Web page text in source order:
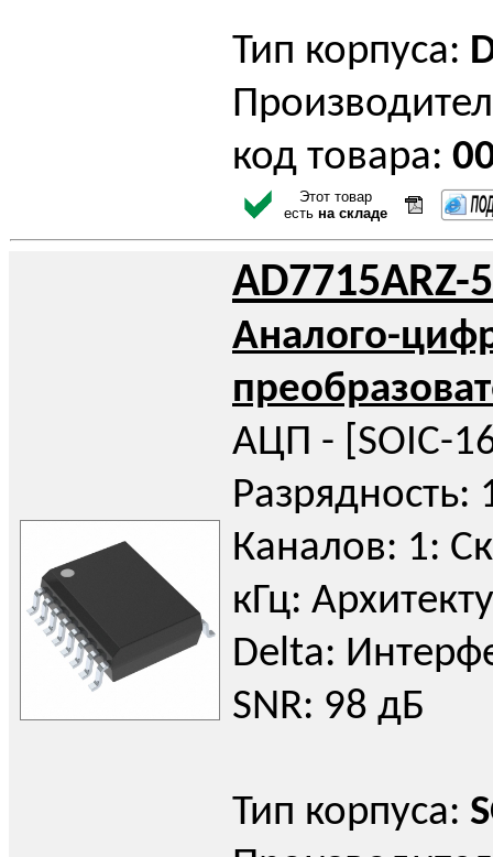
Тип корпуса:
код товара:
Этот товар
есть на складе
AD7715ARZ-
Аналого-
АЦП - [SOIC-
Разрядность:
Каналов: 1:
кГц:
Delta:
SNR: 98 дБ
Тип корпуса: